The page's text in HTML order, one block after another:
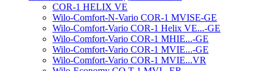
COR-1 HELIX VE
Wilo-Comfort-N-Vario COR-1 MVISE-GE
Wilo-Comfort-Vario COR-1 Helix VE...-GE
Wilo-Comfort-Vario COR-1 MHIE...-GE
Wilo-Comfort-Vario COR-1 MVIE...-GE
Wilo-Comfort-Vario COR-1 MVIE...VR